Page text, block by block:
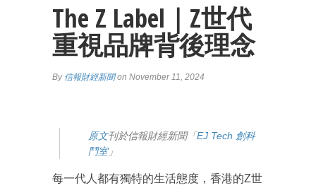
The Z Label｜Z世代
重視品牌背後理念
By 信報財經新聞on November 11, 2024
原文刊於信報財經新聞「EJ Tech 創科
鬥室」
每一代人都有獨特的生活態度，香港的Z世